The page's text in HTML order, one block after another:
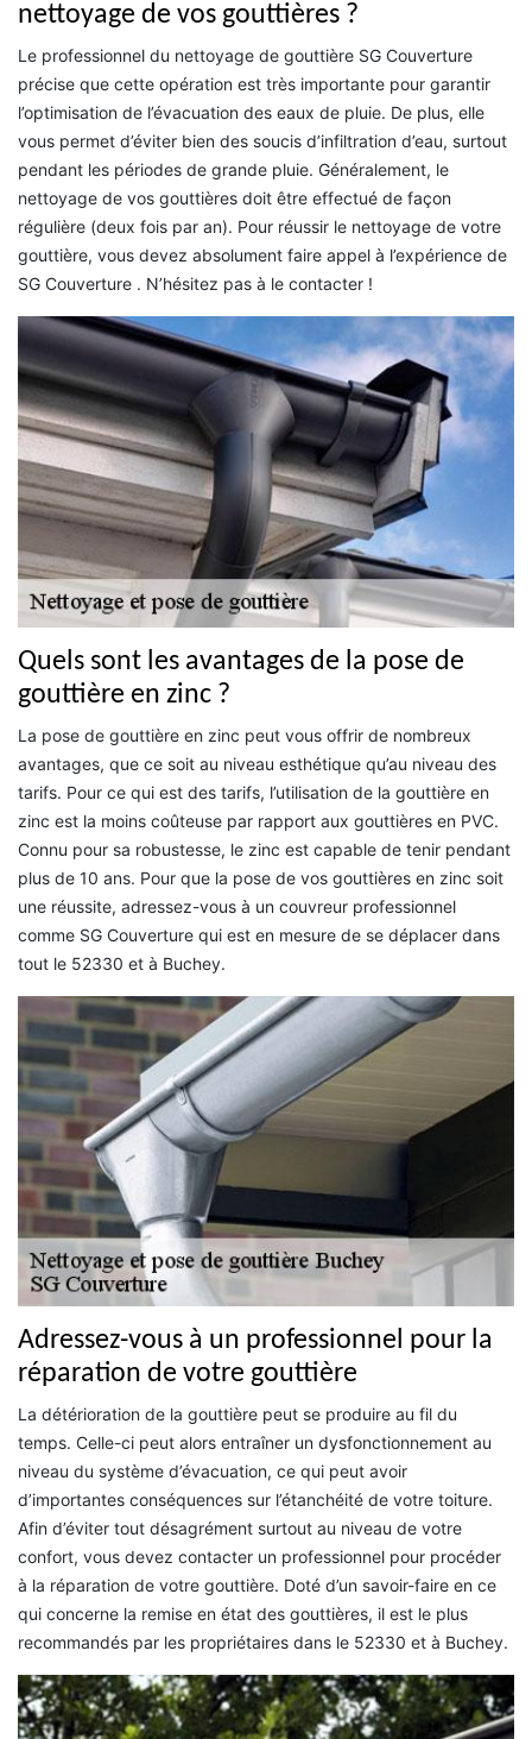
nettoyage de vos gouttières ?
Le professionnel du nettoyage de gouttière SG Couverture
précise que cette opération est très importante pour garantir
l’optimisation de l’évacuation des eaux de pluie. De plus, elle
vous permet d’éviter bien des soucis d’infiltration d’eau, surtout
pendant les périodes de grande pluie. Généralement, le
nettoyage de vos gouttières doit être effectué de façon
régulière (deux fois par an). Pour réussir le nettoyage de votre
gouttière, vous devez absolument faire appel à l’expérience de
SG Couverture . N’hésitez pas à le contacter !
Quels sont les avantages de la pose de
gouttière en zinc ?
La pose de gouttière en zinc peut vous offrir de nombreux
avantages, que ce soit au niveau esthétique qu’au niveau des
tarifs. Pour ce qui est des tarifs, l’utilisation de la gouttière en
zinc est la moins coûteuse par rapport aux gouttières en PVC.
Connu pour sa robustesse, le zinc est capable de tenir pendant
plus de 10 ans. Pour que la pose de vos gouttières en zinc soit
une réussite, adressez-vous à un couvreur professionnel
comme SG Couverture qui est en mesure de se déplacer dans
tout le 52330 et à Buchey.
Adressez-vous à un professionnel pour la
réparation de votre gouttière
La détérioration de la gouttière peut se produire au fil du
temps. Celle-ci peut alors entraîner un dysfonctionnement au
niveau du système d’évacuation, ce qui peut avoir
d’importantes conséquences sur l’étanchéité de votre toiture.
Afin d’éviter tout désagrément surtout au niveau de votre
confort, vous devez contacter un professionnel pour procéder
à la réparation de votre gouttière. Doté d’un savoir-faire en ce
qui concerne la remise en état des gouttières, il est le plus
recommandés par les propriétaires dans le 52330 et à Buchey.